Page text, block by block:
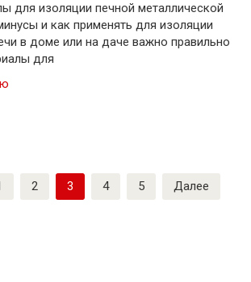
для изоляции печной металлической
и как применять для изоляции
в доме или на даче важно правильно
для
2 3 4 5 Далее